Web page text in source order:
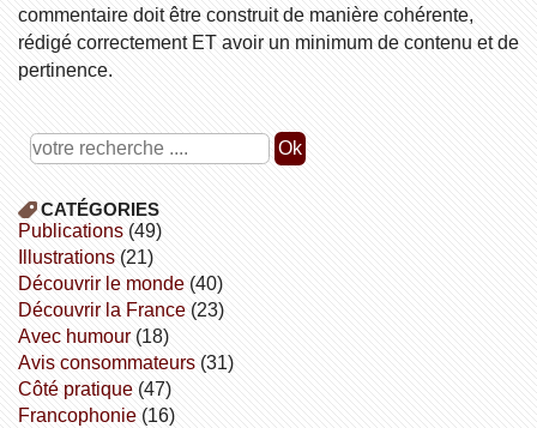
commentaire doit être construit de manière cohérente,
rédigé correctement ET avoir un minimum de contenu et de
pertinence.
CATÉGORIES
publications(49)
illustrations(21)
découvrir le monde(40)
découvrir la France(23)
avec humour(18)
avis consommateurs(31)
côté pratique(47)
Francophonie(16)